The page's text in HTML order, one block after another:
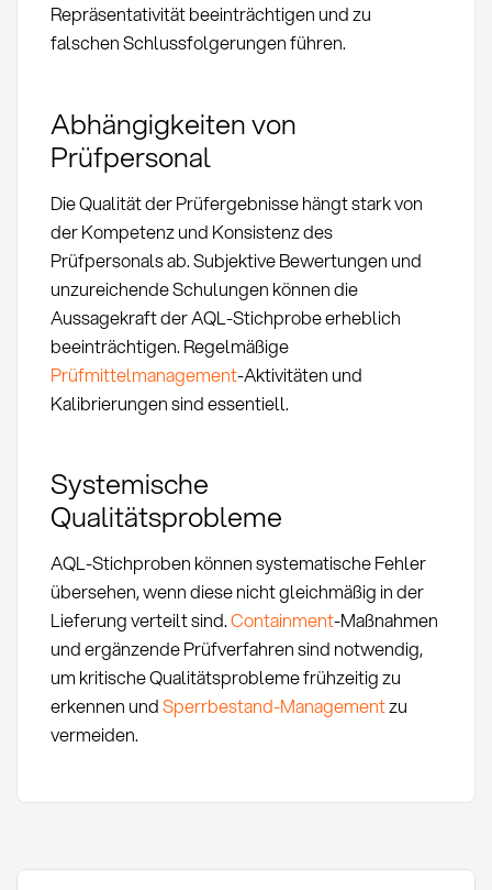
Repräsentativität beeinträchtigen und zu
falschen Schlussfolgerungen führen.
Abhängigkeiten von
Prüfpersonal
Die Qualität der Prüfergebnisse hängt stark von
der Kompetenz und Konsistenz des
Prüfpersonals ab. Subjektive Bewertungen und
unzureichende Schulungen können die
Aussagekraft der AQL-Stichprobe erheblich
beeinträchtigen. Regelmäßige
Prüfmittelmanagement-Aktivitäten und
Kalibrierungen sind essentiell.
Systemische
Qualitätsprobleme
AQL-Stichproben können systematische Fehler
übersehen, wenn diese nicht gleichmäßig in der
Lieferung verteilt sind.Containment-Maßnahmen
und ergänzende Prüfverfahren sind notwendig,
um kritische Qualitätsprobleme frühzeitig zu
erkennen undSperrbestand-Managementzu
vermeiden.